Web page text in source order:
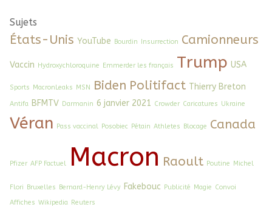
Sujets
États-Unis YouTube Bourdin Insurrection Camionneurs
Vaccin Hydroxychloroquine Emmerder les français Trump USA
Sports MacronLeaks MSN Biden Politifact Thierry Breton
Antifa BFMTV Darmanin 6 janvier 2021 Crowder Caricatures Ukraine
Véran Pass vaccinal Posobiec Pétain Athletes Blocage Canada
Pfizer AFP Factuel Macron Raoult Poutine Michel
Flori Bruxelles Bernard-Henry Lévy Fakebouc Publicité Magie Convoi
Affiches Wikipedia Reuters